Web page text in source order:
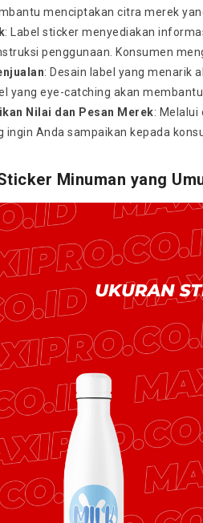
menciptakan citra merek
: Label sticker menyediakan
penggunaan. Konsumen
: Desain label yang menarik
yang eye-catching akan
Nilai dan Pesan Merek:
ingin Anda sampaikan kepada
Minuman yang